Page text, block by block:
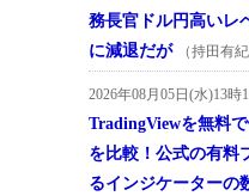
務長官ドル円高いレ
に減退だが
（持田有紀
2026年08月05日(水)13時
TradingViewを無料
を比較！公式の有料
るインジケーターの